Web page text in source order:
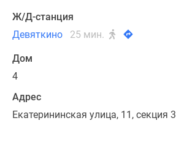
поселки
Коттеджные
поселки
леса
Коттеджные
поселки
Ж/Д-станция
Девяткино
25 мин.
Дом
4
Адрес
Екатерининская улица, 11, секция 3